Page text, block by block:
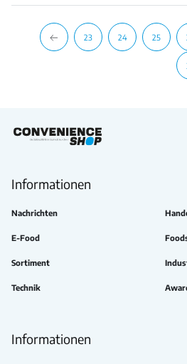
23 24 25
Informationen
Nachrichten
E-Food
Sortiment
Technik
Informationen